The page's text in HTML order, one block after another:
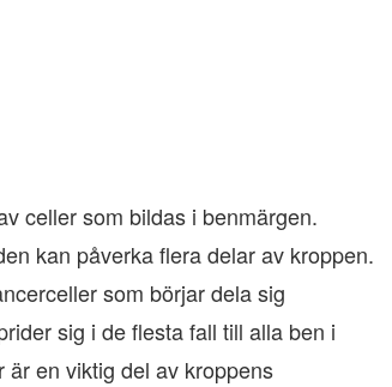
celler som bildas i benmärgen.
kan påverka flera delar av kroppen.
som börjar dela sig
sig i de flesta fall till alla ben i
en viktig del av kroppens